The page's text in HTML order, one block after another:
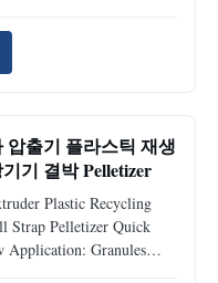
etc+aluminum
출기 플라스틱 재생
기 결박 Pelletizer
Plastic Recycling
Strap Pelletizer Quick
Application: Granules